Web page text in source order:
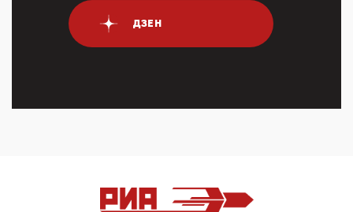
что союзники просили Киев не наносить удары по
энергети...
01:54, 10 Апреля 2026
Сионистское правительство благосклонно
ДЗЕН